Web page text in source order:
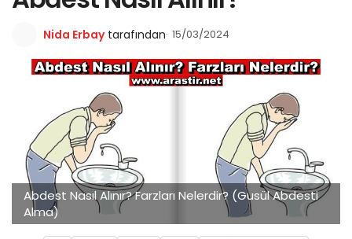
Nida Erbay tarafından 15/03/2024
Abdest Nasıl Alınır? Farzları Nelerdir? (Gusül Abdesti
Alma)